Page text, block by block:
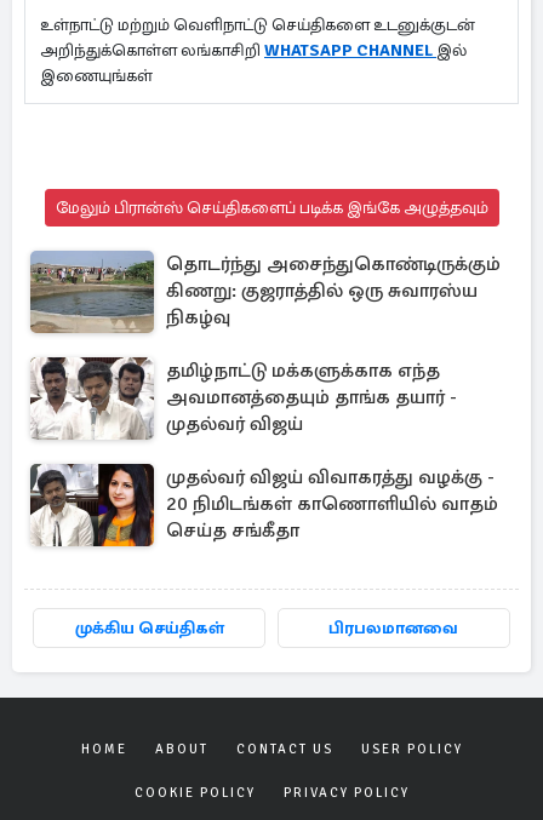
உள்நாட்டு மற்றும் வெளிநாட்டு செய்திகளை உடனுக்குடன்
அறிந்துக்கொள்ள லங்காசிறி WHATSAPP CHANNEL இல்
இணையுங்கள்
மேலும் பிரான்ஸ் செய்திகளைப் படிக்க இங்கே அழுத்தவும்
தொடர்ந்து அசைந்துகொண்டிருக்கும்
கிணறு: குஜராத்தில் ஒரு சுவாரஸ்ய
நிகழ்வு
தமிழ்நாட்டு மக்களுக்காக எந்த
அவமானத்தையும் தாங்க தயார் -
முதல்வர் விஜய்
முதல்வர் விஜய் விவாகரத்து வழக்கு -
20 நிமிடங்கள் காணொளியில் வாதம்
செய்த சங்கீதா
முக்கிய செய்திகள் பிரபலமானவை
HOME ABOUT CONTACT US USER POLICY
COOKIE POLICY PRIVACY POLICY